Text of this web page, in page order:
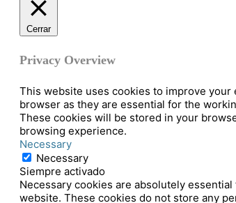
Cerrar
Privacy Overview
This website uses cookies to improve
browser as they are essential for the
These cookies will be stored in your
browsing experience.
Necessary
Necessary
Siempre activado
Necessary cookies are absolutely
website. These cookies do not store any